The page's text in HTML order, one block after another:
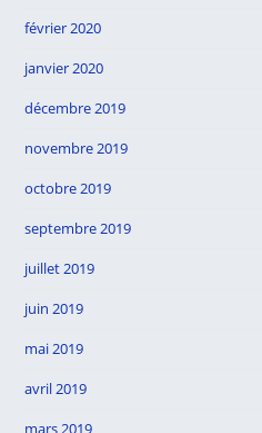
février 2020
janvier 2020
décembre 2019
novembre 2019
octobre 2019
septembre 2019
juillet 2019
juin 2019
mai 2019
avril 2019
mars 2019